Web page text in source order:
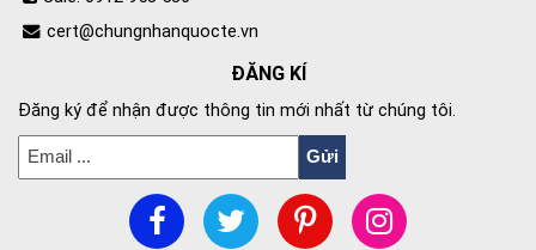
cert@chungnhanquocte.vn
ĐĂNG KÍ
Đăng ký để nhận được thông tin mới nhất từ chúng tôi.